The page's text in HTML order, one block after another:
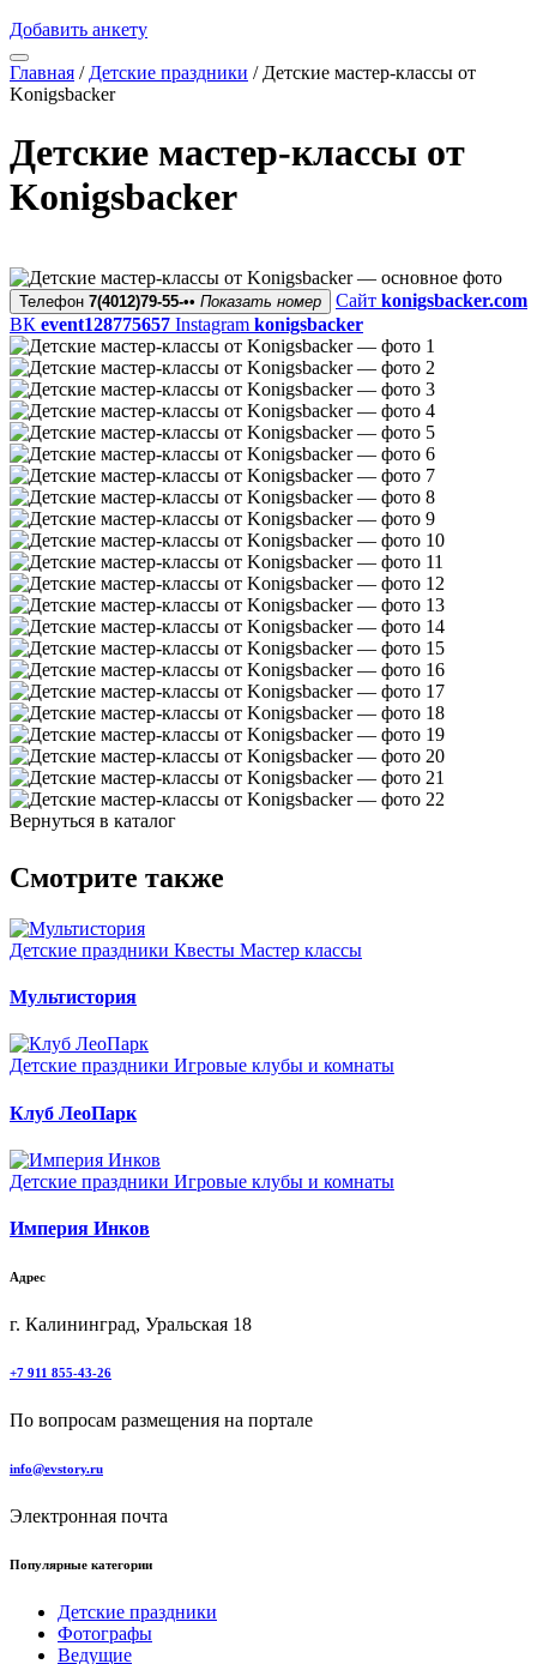
Добавить анкету
Главная / Детские праздники / Детские мастер-классы от
Konigsbacker
Детские мастер-классы от
Konigsbacker
Телефон 7(4012)79-55-•• Показать номер Сайт konigsbacker.com
ВК event128775657 Instagram konigsbacker
Вернуться в каталог
Смотрите также
Детские праздники Квесты Мастер классы
Мультистория
Детские праздники Игровые клубы и комнаты
Клуб ЛеоПарк
Детские праздники Игровые клубы и комнаты
Империя Инков
Адрес
г. Калининград, Уральская 18
+7 911 855-43-26
По вопросам размещения на портале
info@evstory.ru
Электронная почта
Популярные категории
Детские праздники
Фотографы
Ведущие